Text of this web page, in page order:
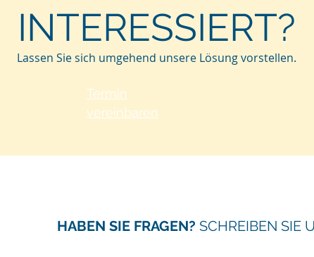
INTERESSIERT?
Lassen Sie sich umgehend unsere Lösung vorstellen.
Termin
vereinbaren
HABEN SIE FRAGEN? SCHREIBEN SIE